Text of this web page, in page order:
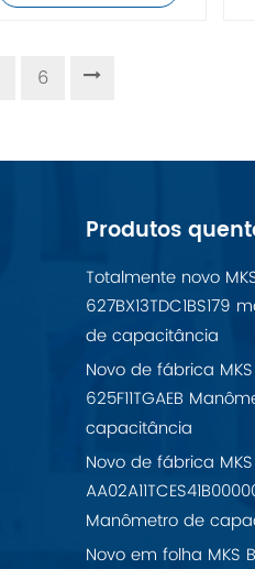
6
Produtos
Totalmente novo
627BX13TDC1BS179
de capacitância
Novo de fábrica
625F11TGAEB
capacitância
Novo de fábrica
Manômetro de
Novo em folha MKS